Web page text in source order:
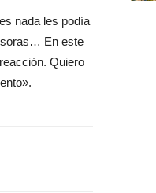
nada les podía
En este
Quiero